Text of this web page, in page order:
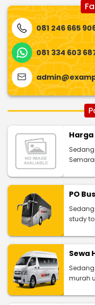
081 246 665
081 334 603
Harga
PO
study
Sewa
murah